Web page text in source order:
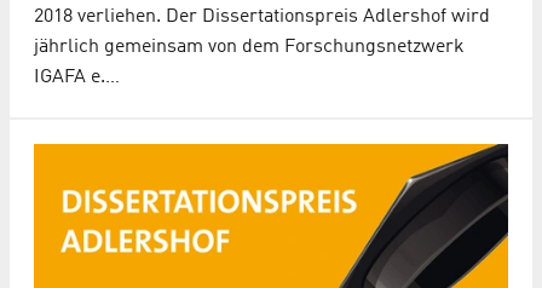
2018 verliehen. Der Dissertationspreis Adlershof wird
jährlich gemeinsam von dem Forschungsnetzwerk
IGAFA e.…